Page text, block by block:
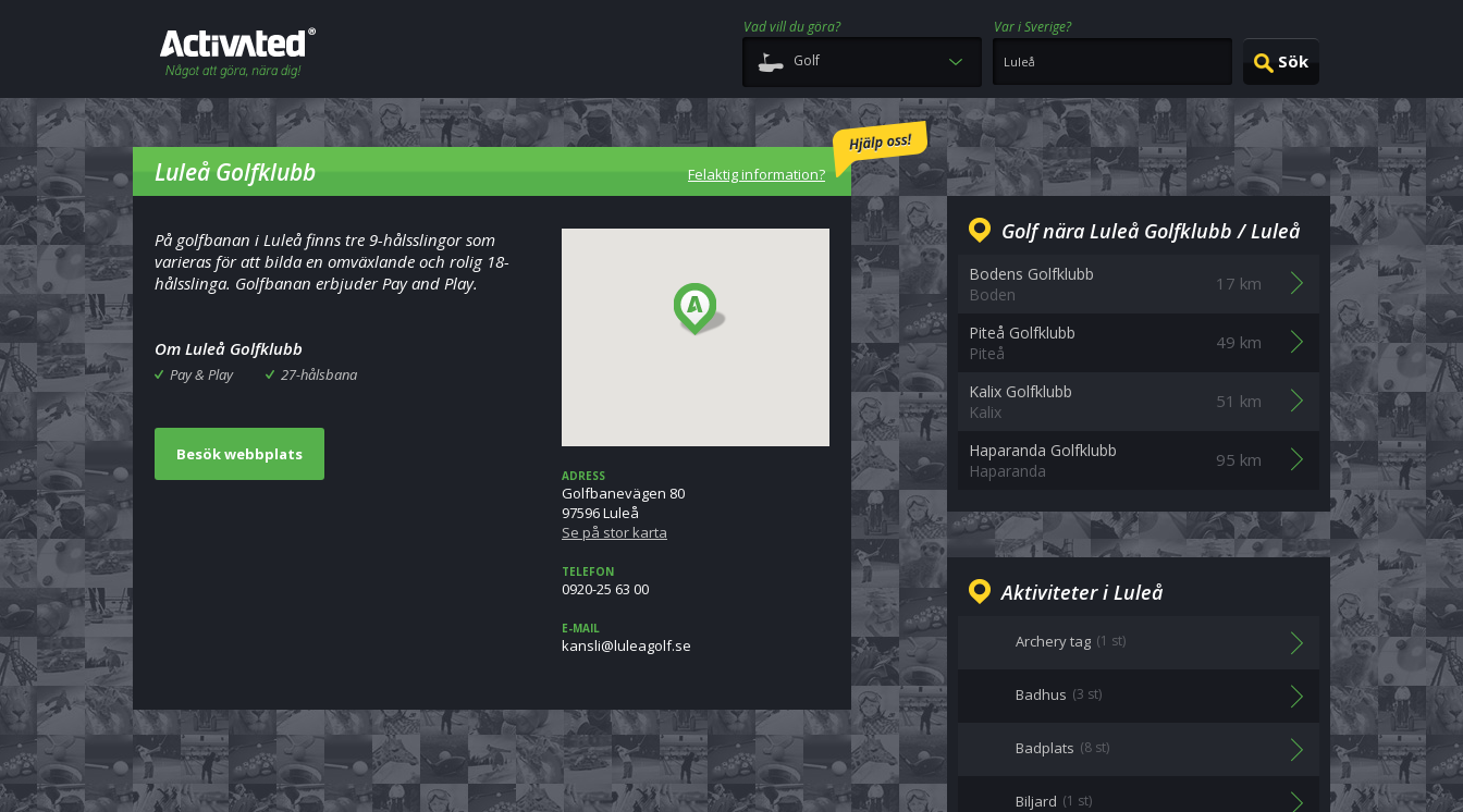
Vad vill du göra?
Var i Sverige?
Golf
Luleå Golfklubb Felaktig information?
På golfbanan i Luleå finns tre 9-hålsslingor som
varieras för att bilda en omväxlande och rolig 18-
hålsslinga. Golfbanan erbjuder Pay and Play.
Om Luleå Golfklubb
Pay & Play 27-hålsbana
Besök webbplats
ADRESS
Golfbanevägen 80
97596 Luleå
Se på stor karta
TELEFON
0920-25 63 00
E-MAIL
es.flogaelul@ilsnak
Golf nära Luleå Golfklubb / Luleå
Bodens Golfklubb
Boden
17 km
Piteå Golfklubb
Piteå
49 km
Kalix Golfklubb
Kalix
51 km
Haparanda Golfklubb
Haparanda
95 km
Aktiviteter i Luleå
Archery tag (1 st)
Badhus (3 st)
Badplats (8 st)
Biljard (1 st)